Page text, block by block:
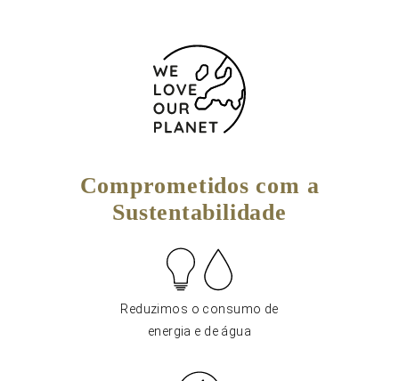
Comprometidos com a
Sustentabilidade
Reduzimos o consumo de
energia e de água